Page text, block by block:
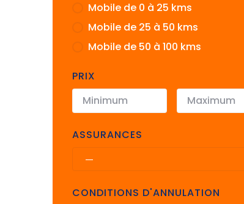
Mobile de 0 à 25 kms
Mobile de 25 à 50 kms
Mobile de 50 à 100 kms
PRIX
ASSURANCES
CONDITIONS D'ANNULATION